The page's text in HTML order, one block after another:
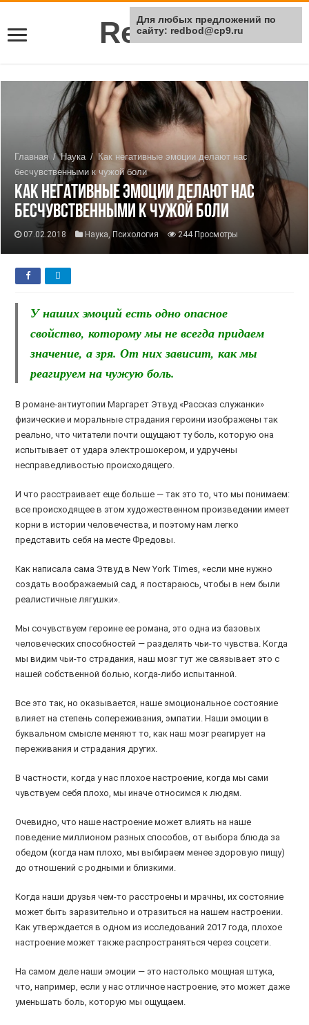
Rei Red
Главная / Наука / Как негативные эмоции делают нас
бесчувственными к чужой боли
Как негативные эмоции делают нас
бесчувственными к чужой боли
07.02.2018 Наука, Психология 244 Просмотры
У наших эмоций есть одно опасное
свойство, которому мы не всегда придаем
значение, а зря. От них зависит, как мы
реагируем на чужую боль.
В романе-антиутопии Маргарет Этвуд «Рассказ служанки»
физические и моральные страдания героини изображены так
реально, что читатели почти ощущают ту боль, которую она
испытывает от удара электрошокером, и удручены
несправедливостью происходящего.
И что расстраивает еще больше — так это то, что мы понимаем:
все происходящее в этом художественном произведении имеет
корни в истории человечества, и поэтому нам легко
представить себя на месте Фредовы.
Как написала сама Этвуд в New York Times, «если мне нужно
создать воображаемый сад, я постараюсь, чтобы в нем были
реалистичные лягушки».
Мы сочувствуем героине ее романа, это одна из базовых
человеческих способностей — разделять чьи-то чувства. Когда
мы видим чьи-то страдания, наш мозг тут же связывает это с
нашей собственной болью, когда-либо испытанной.
Все это так, но оказывается, наше эмоциональное состояние
влияет на степень сопереживания, эмпатии. Наши эмоции в
буквальном смысле меняют то, как наш мозг реагирует на
переживания и страдания других.
В частности, когда у нас плохое настроение, когда мы сами
чувствуем себя плохо, мы иначе относимся к людям.
Очевидно, что наше настроение может влиять на наше
поведение миллионом разных способов, от выбора блюда за
обедом (когда нам плохо, мы выбираем менее здоровую пищу)
до отношений с родными и близкими.
Когда наши друзья чем-то расстроены и мрачны, их состояние
может быть заразительно и отразиться на нашем настроении.
Как утверждается в одном из исследований 2017 года, плохое
настроение может также распространяться через соцсети.
На самом деле наши эмоции — это настолько мощная штука,
что, например, если у нас отличное настроение, это может даже
уменьшать боль, которую мы ощущаем.
Для любых предложений по
сайту: redbod@cp9.ru